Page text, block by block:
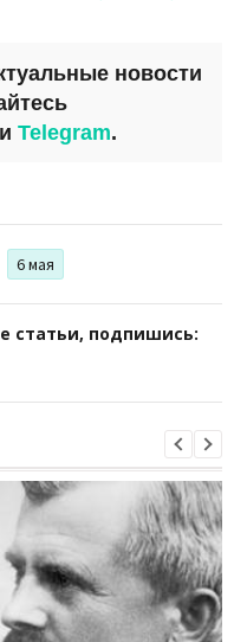
новости
и Telegram.
6 мая
статьи, подпишись: